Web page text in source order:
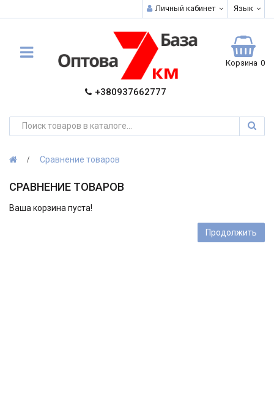
Личный кабинет Язык
+380937662777
Корзина 0
Сравнение товаров
СРАВНЕНИЕ ТОВАРОВ
Ваша корзина пуста!
Продолжить